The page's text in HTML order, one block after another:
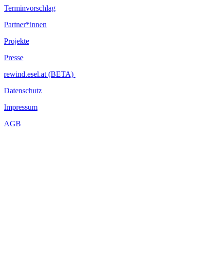
Terminvorschlag
Partner*innen
Projekte
Presse
rewind.esel.at (BETA)
Datenschutz
Impressum
AGB